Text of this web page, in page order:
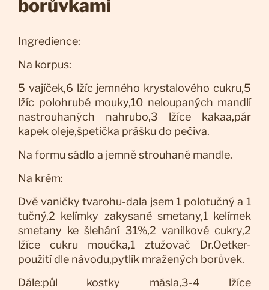
borůvkami
Ingredience:
Na korpus:
5 vajíček,6 lžíc jemného krystalového cukru,5
lžíc polohrubé mouky,10 neloupaných mandlí
nastrouhaných nahrubo,3 lžíce kakaa,pár
kapek oleje,špetička prášku do pečiva.
Na formu sádlo a jemně strouhané mandle.
Na krém:
Dvě vaničky tvarohu-dala jsem 1 polotučný a 1
tučný,2 kelímky zakysané smetany,1 kelímek
smetany ke šlehání 31%,2 vanilkové cukry,2
lžíce cukru moučka,1 ztužovač Dr.Oetker-
použití dle návodu,pytlík mražených borůvek.
Dále:půl kostky másla,3-4 lžíce